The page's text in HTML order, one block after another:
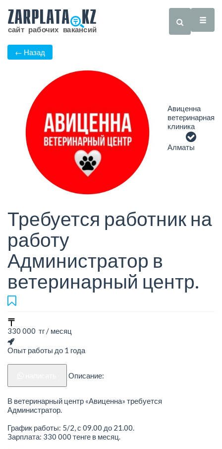
← Назад
Авиценна
ветеринарная
клиника
Алматы
Требуется работник на
работу
Администратор в
ветеринарный центр.
330 000 тг / месяц
Опыт работы до 1 года
Описание:
В ветеринарный центр «Авиценна» требуется
Администратор.
График работы: 5/2, с 09.00 до 21.00.
Зарплата: 330 000 тенге в месяц.